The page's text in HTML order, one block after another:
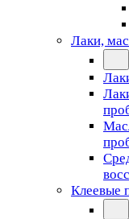
Лаки,
Клеевые